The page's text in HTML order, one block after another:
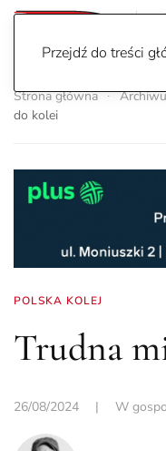
Przejdź do treści
Strona główna
do kolei
POLSKA KOLEJ
Trudna
26/08/2024 | W